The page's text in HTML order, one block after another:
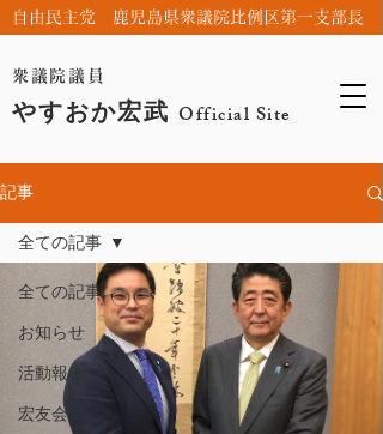
衆議院議員
やすおか宏武 Official Site
自由民主党 鹿児島県衆議院比例区第一支部長
記事
全ての記事
お知らせ
活動報告
宏友会
全ての記事